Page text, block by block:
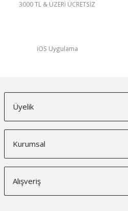
3000 TL & ÜZERİ ÜCRETSİZ
iOS Uygulama
Üyelik
Kurumsal
Alışveriş